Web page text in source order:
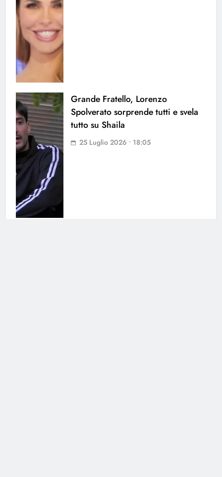
Grande Fratello, Lorenzo
Spolverato sorprende tutti e svela
tutto su Shaila
25 Luglio 2026 • 18:05